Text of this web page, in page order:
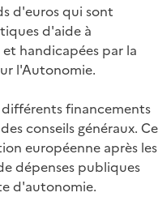
d'euros qui sont
d'aide à
handicapées par la
l'Autonomie.
financements
conseils généraux. Ce
européenne après les
dépenses publiques
d'autonomie.